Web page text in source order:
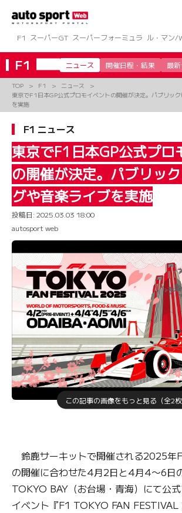
ツ
へ
ス
キ
F1 スーパーGT スーパーフォーミュラ ル・マン/
F1 ニュース 開催日程・結果 最
TOP F1
ニュース
東京でF1日本GP公式プロモイベントの開催が決定。パブリッ
を実施
F1 ニュース
東京でF1日本GP公式プロ
の開催が決定。パブリッ
グや音楽ライブを実施
投稿日: 2025.03.03 18:00
autosport web
この記事の画像をもっと見る（全2枚
鈴鹿サーキットで開催される2025年
の開催に合わせた4月2日と4月4〜6日
TOKYO BAY（お台場・青海）にて公
イベント『F1 TOKYO FAN